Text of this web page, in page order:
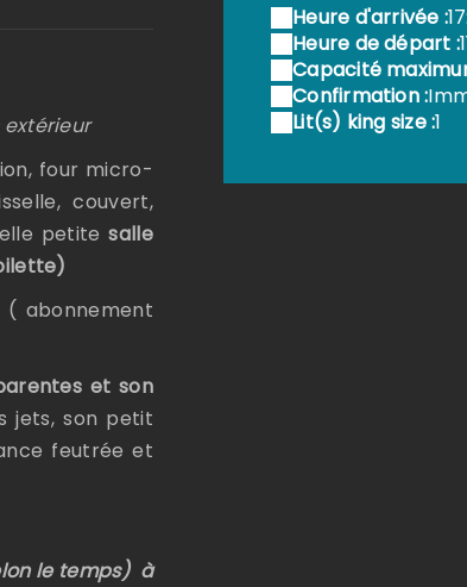
four micro-
couvert,
petitesalle
( abonnement
et son
jets, son petit
feutrée et
le temps) à
Heure d'arrivée :
Heure de départ :
Capacité
Confirmation :
Lit(s) king size :1